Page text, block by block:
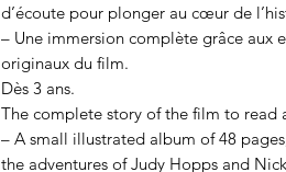
d’écoute pour plonger au cœur de
– Une immersion complète grâce aux
originaux du film.
Dès 3 ans.
The complete story of the film to read
– A small illustrated album of 48
the adventures of Judy Hopps and